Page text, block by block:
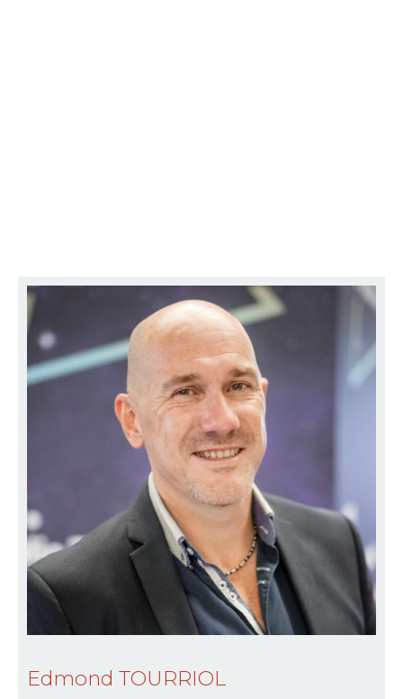
Edmond TOURRIOL